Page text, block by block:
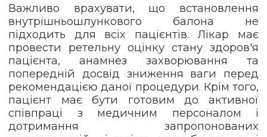
Важливо врахувати, що встановлення
внутрішньошлункового балона не
підходить для всіх пацієнтів. Лікар має
провести ретельну оцінку стану здоров'я
пацієнта, анамнез захворювання та
попередній досвід зниження ваги перед
рекомендацією даної процедури. Крім того,
пацієнт має бути готовим до активної
співпраці з медичним персоналом і
дотримання запропонованих